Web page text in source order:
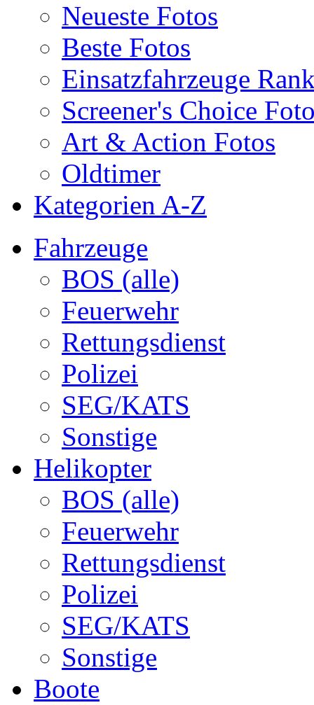
Neueste Fotos
Beste Fotos
Einsatzfahrzeuge
Screener's Choice
Art & Action Fotos
Oldtimer
Kategorien A-Z
Fahrzeuge
BOS (alle)
Feuerwehr
Rettungsdienst
Polizei
SEG/KATS
Sonstige
Helikopter
BOS (alle)
Feuerwehr
Rettungsdienst
Polizei
SEG/KATS
Sonstige
Boote